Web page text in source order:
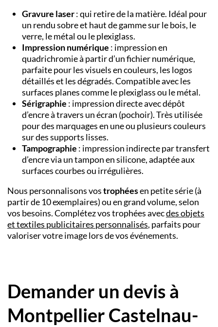
Gravure laser: qui retire de la matière. Idéal pour
un rendu sobre et haut de gamme sur le bois, le
verre, le métal ou le plexiglass.
Impression numérique : impression en
quadrichromie à partir d’un fichier numérique,
parfaite pour les visuels en couleurs, les logos
détaillés et les dégradés. Compatible avec les
surfaces planes comme le plexiglass ou le métal.
Sérigraphie : impression directe avec dépôt
d’encre à travers un écran (pochoir). Très utilisée
pour des marquages en une ou plusieurs couleurs
sur des supports lisses.
Tampographie : impression indirecte par transfert
d’encre via un tampon en silicone, adaptée aux
surfaces courbes ou irrégulières.
Nous personnalisons vostrophéesen petite série (à
partir de 10 exemplaires) ou en grand volume, selon
vos besoins. Complétez vos trophées avecdes objets
et textiles publicitaires personnalisés, parfaits pour
valoriser votre image lors de vos événements.
Demander un devis à
Montpellier Castelnau-